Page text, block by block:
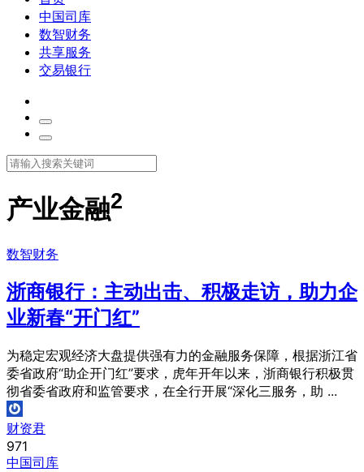
中国司库
数智财务
共享服务
交易银行
产业金融2
数智财务
浙商银行：主动出击、积极走访，助力企
业新春“开门红”
为稳定宏观经济大盘提供强有力的金融服务保障，根据浙江省
委省政府“助企开门红”要求，虎年开年以来，浙商银行积极贯
彻省委省政府和监管要求，在全行开展“深化三服务，助 ...
财资君
971
中国司库